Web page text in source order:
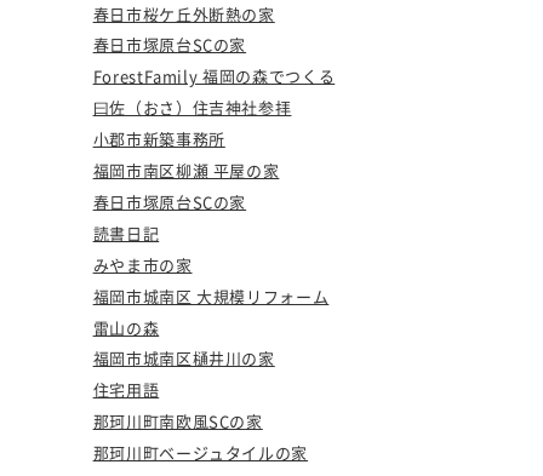
春日市桜ケ丘外断熱の家
春日市塚原台SCの家
ForestFamily 福岡の森でつくる
曰佐（おさ）住吉神社参拝
小郡市新築事務所
福岡市南区柳瀬 平屋の家
春日市塚原台SCの家
読書日記
みやま市の家
福岡市城南区 大規模リフォーム
雷山の森
福岡市城南区樋井川の家
住宅用語
那珂川町南欧風SCの家
那珂川町ベージュタイルの家